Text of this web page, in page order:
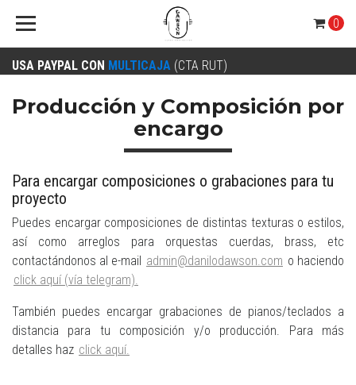
USA PAYPAL CON MULTICAJA (CTA RUT)
0
Producción y Composición por
encargo
Para encargar composiciones o grabaciones para tu
proyecto
Puedes encargar composiciones de distintas texturas o estilos,
así como arreglos para orquestas cuerdas, brass, etc
contactándonos al e-mail admin@danilodawson.com o haciendo
click aquí (vía telegram).
También puedes encargar grabaciones de pianos/teclados a
distancia para tu composición y/o producción. Para más
detalles haz click aquí.